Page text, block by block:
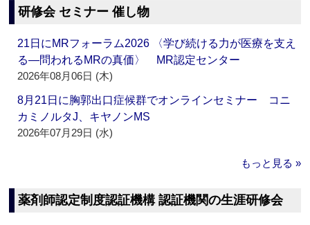
研修会 セミナー 催し物
21日にMRフォーラム2026 〈学び続ける力が医療を支え
る―問われるMRの真価〉 MR認定センター
2026年08月06日 (木)
8月21日に胸郭出口症候群でオンラインセミナー コニ
カミノルタJ、キヤノンMS
2026年07月29日 (水)
もっと見る »
薬剤師認定制度認証機構 認証機関の生涯研修会